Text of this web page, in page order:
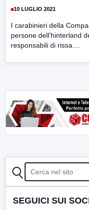
10 LUGLIO 2021
I carabinieri della
persone dell’hinterland
responsabili di rissa....
CERCA
SEGUICI SUI